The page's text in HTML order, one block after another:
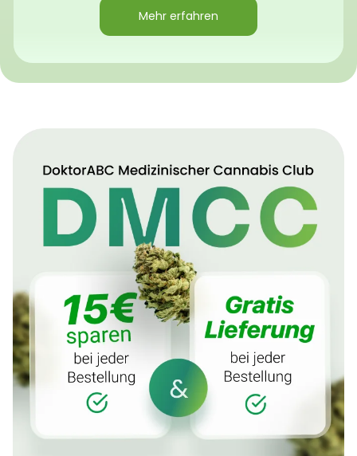
Mehr erfahren